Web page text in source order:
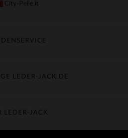
City-Pelle.it
& Widerruf
kontaktieren
LEDER-JACK.DE
Guide
LEDER-JACK